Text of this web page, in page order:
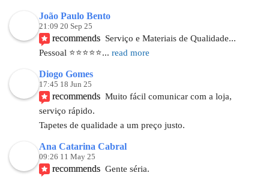
João Paulo Bento
21:09 20 Sep 25
recommends Serviço e Materiais de Qualidade...
Pessoal ⭐️⭐️⭐️⭐️⭐... read more
Diogo Gomes
17:45 18 Jun 25
recommends Muito fácil comunicar com a loja,
serviço rápido.
Tapetes de qualidade a um preço justo.
Ana Catarina Cabral
09:26 11 May 25
recommends Gente séria.